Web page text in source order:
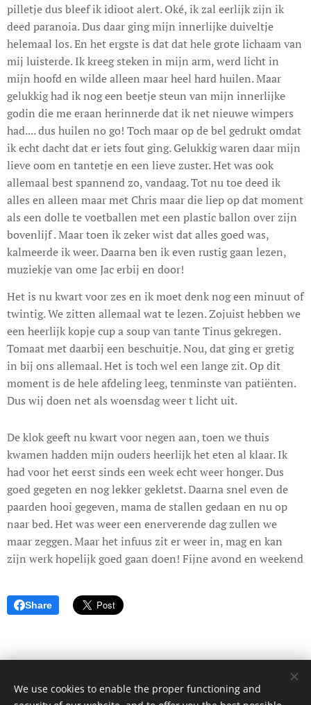
pilletje dus bleef ik idioot alert. Oké, ik zal eerlijk zijn ik
deed paranoia. Dus daar ging mijn innerlijke duiveltje
helemaal los. En het ergste is dat dat hele grote lichaam van
mij luisterde. Ik kreeg steken in mijn arm, werd licht in
mijn hoofd en wilde alleen maar heel hard huilen. Maar
gelukkig had ik nog een beetje steun van mijn innerlijke
godin die me eraan herinnerde dat ik net nieuwe wimpers
had.... dus huilen no go! Toch maar op de bel gedrukt omdat
ik echt dacht dat er iets fout ging. Gelukkig waren daar mijn
lieve oom en tantetje en een lieve zuster. Het was ook
allemaal best spannend zo, vandaag. Tot nu toe deed ik
alles en alleen maar met Chris maar die liep op dat moment
als een dolle te voetballen met een plastic ballon over zijn
bovenlijf . Maar toen ik zeker wist dat alles goed was,
kalmeerde ik weer. Daarna ben ik even rustig gaan lezen,
muziekje van ome Jac erbij en door!
Het is nu kwart voor zes en ik moet denk nog een minuut of
twintig. We zitten allemaal wat te lezen. Zojuist hebben we
een heerlijk kopje cup a soup van tante Tinus gekregen.
Tomaat met daarbij een beschuitje. Nou, dat ging er gretig
in bij ons allemaal. Het is toch wel een lange zit. Op dit
moment is de hele afdeling leeg, tenminste van patiënten.
Dus wij doen net als woensdag weer t licht uit.
De klok geeft nu kwart voor negen aan, toen we thuis
kwamen hadden mijn ouders heerlijk het eten al klaar. Ik
had voor het eerst sinds een week echt weer honger. Dus
goed gegeten en nog lekker gekletst. Daarna snel even de
paarden hooi gegeven, mama de stallen gedaan en nu op
naar bed. Het was weer een enerverende dag zullen we
maar zeggen. Maar het infuus zit er weer in, mag en kan
zijn werk hopelijk goed gaan doen! Fijne avond en weekend
Share
© 2017 Dagboek van een onbekende. Alle rechten voorbehouden.
We use cookies to enable the proper functioning and